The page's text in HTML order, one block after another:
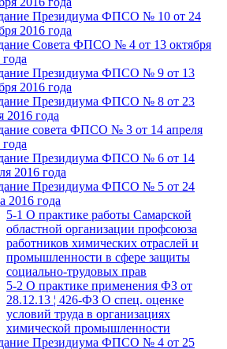
Президиума ФПСО № 10 от 24
2016 года
Совета ФПСО № 4 от 13 октября
Президиума ФПСО № 9 от 13
2016 года
Президиума ФПСО № 8 от 23
2016 года
совета ФПСО № 3 от 14 апреля
Президиума ФПСО № 6 от 14
2016 года
Президиума ФПСО № 5 от 24
2016 года
5-1 О практике работы Самарской
областной организации профсоюза
работников химических отраслей и
промышленности в сфере защиты
социально-трудовых прав
5-2 О практике применения ФЗ от
28.12.13 ¦ 426-ФЗ О спец. оценке
условий труда в организациях
химической промышленности
Президиума ФПСО № 4 от 25